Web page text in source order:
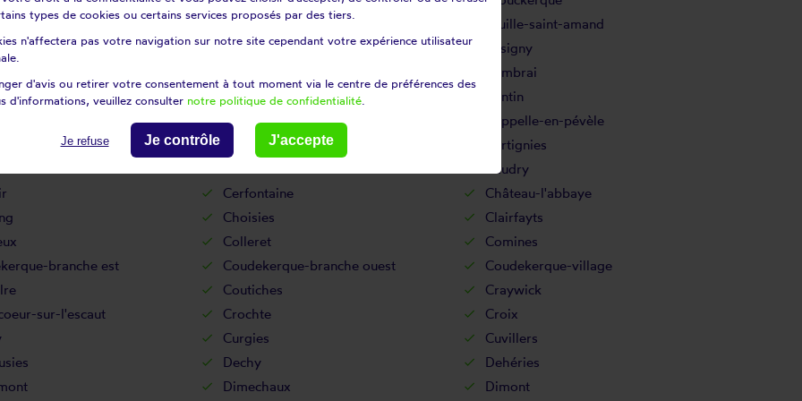
l'escaut Bruille-lez-marchiennes
Bruille-saint-amand
Bugnicourt
Busigny
Cambrai
en-pévèle Cantaing-sur-escaut
Cantin
Cappelle-brouck
Cappelle-en-pévèle
Cartignies
Caudry
Cerfontaine
Château-l'abbaye
Choisies
Clairfayts
Colleret
Comines
branche est Coudekerque-branche ouest
Coudekerque-village
Coutiches
Craywick
sur-l'escaut Crochte
Croix
Curgies
Cuvillers
Dechy
Dehéries
Dimechaux
Dimont
types de cookies ou certains services proposés par des tiers.
n'affectera pas votre navigation sur notre site cependant votre expérience utilisateur
d'avis ou retirer votre consentement à tout moment via le centre de préférences des
d'informations, veuillez consulter notre politique de confidentialité
Je refuse Je contrôle J'accepte